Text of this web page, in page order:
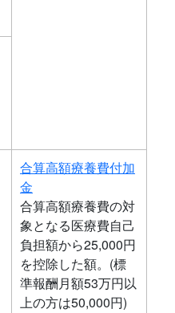
合算高額療養費付加
金
合算高額療養費の対
象となる医療費自己
負担額から25,000円
を控除した額。(標
準報酬月額53万円以
上の方は50,000円)